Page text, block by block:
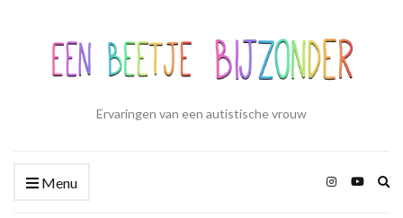
Ervaringen van een autistische vrouw
Menu